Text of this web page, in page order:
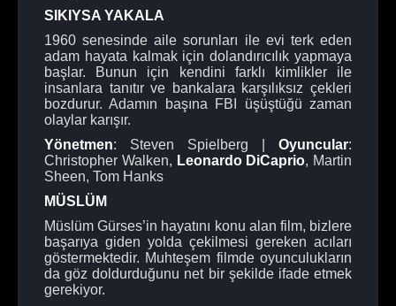
SIKIYSA YAKALA
1960 senesinde aile sorunları ile evi terk eden
adam hayata kalmak için dolandırıcılık yapmaya
başlar. Bunun için kendini farklı kimlikler ile
insanlara tanıtır ve bankalara karşılıksız çekleri
bozdurur. Adamın başına FBI üşüştüğü zaman
olaylar karışır.
Yönetmen: Steven Spielberg | Oyuncular:
Christopher Walken, Leonardo DiCaprio, Martin
Sheen, Tom Hanks
MÜSLÜM
Müslüm Gürses’in hayatını konu alan film, bizlere
başarıya giden yolda çekilmesi gereken acıları
göstermektedir. Muhteşem filmde oyunculukların
da göz doldurduğunu net bir şekilde ifade etmek
gerekiyor.